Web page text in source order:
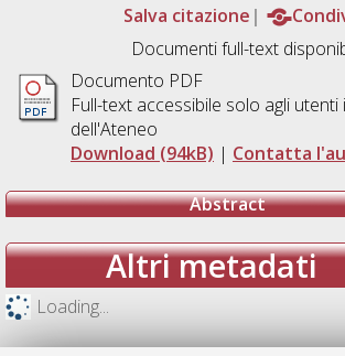
Salva citazione
Documenti full-text
Documento PDF
Full-text accessibile solo agli
dell'Ateneo
Download (94kB) | Contatta
Abstract
Altri metadati
Loading...